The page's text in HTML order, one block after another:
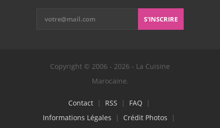
S'INSCRIRE
Copyright © 2006 - 2026 - La Cuisine
Marocaine.
Contact| RSS | FAQ |
Informations Légales | Crédit Photos |